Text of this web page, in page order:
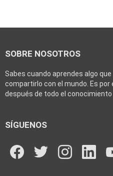
SOBRE NOSOTROS
Sabes cuando aprendes algo
compartirlo con el mundo. Es por
después de todo el
SÍGUENOS